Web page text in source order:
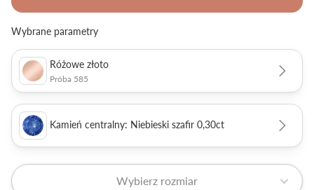
Wybrane parametry
Różowe złoto
Próba 585
Kamień centralny: Niebieski szafir 0,30ct
Wybierz rozmiar